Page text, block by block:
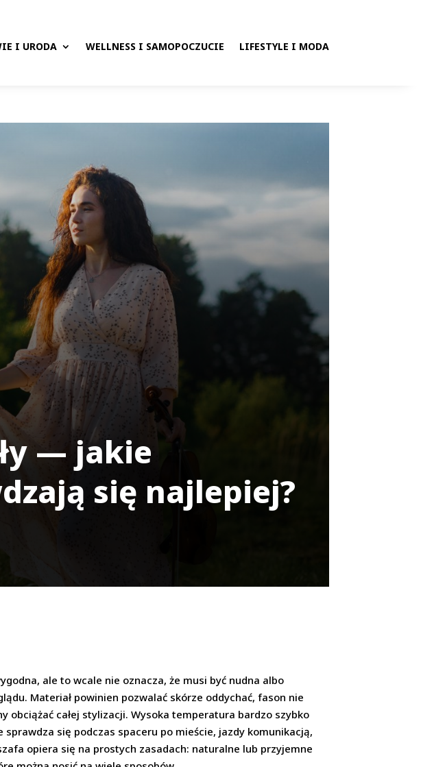
I URODA WELLNESS I SAMOPOCZUCIE LIFESTYLE I MODA
— jakie
się najlepiej?
ale to wcale nie oznacza, że musi być nudna albo
Materiał powinien pozwalać skórze oddychać, fason nie
obciążać całej stylizacji. Wysoka temperatura bardzo szybko
się podczas spaceru po mieście, jazdy komunikacją,
opiera się na prostych zasadach: naturalne lub przyjemne